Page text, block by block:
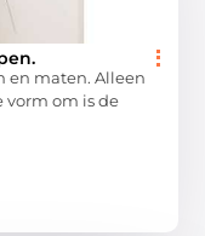
en maten. Alleen
vorm om is de